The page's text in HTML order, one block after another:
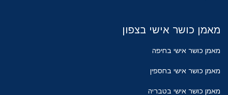
מאמן כושר אישי בצפון
מאמן כושר אישי בחיפה
מאמן כושר אישי בחספין
מאמן כושר אישי בטבריה